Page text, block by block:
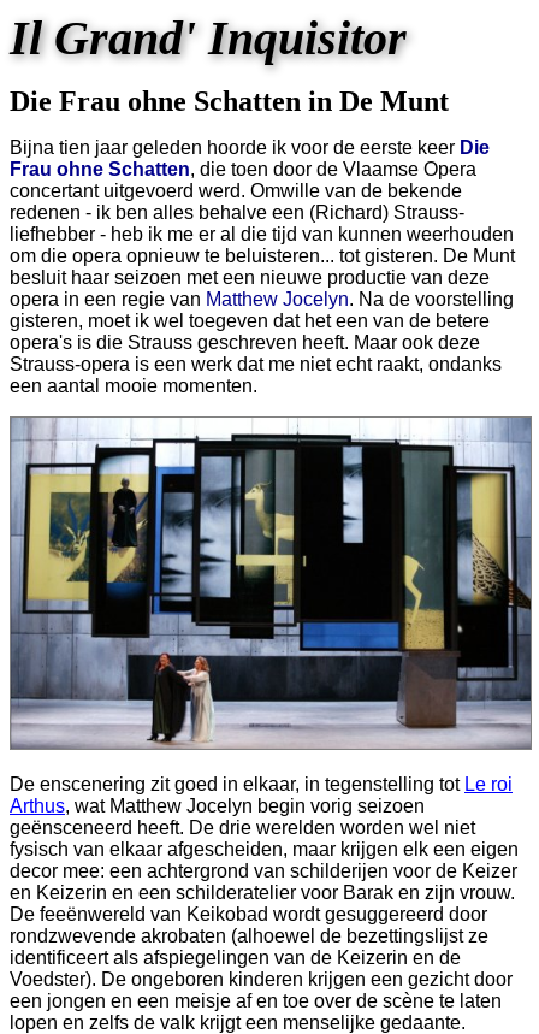
Il Grand' Inquisitor
Die Frau ohne Schatten in De Munt
Bijna tien jaar geleden hoorde ik voor de eerste keer Die
Frau ohne Schatten, die toen door de Vlaamse Opera
concertant uitgevoerd werd. Omwille van de bekende
redenen - ik ben alles behalve een (Richard) Strauss-
liefhebber - heb ik me er al die tijd van kunnen weerhouden
om die opera opnieuw te beluisteren... tot gisteren. De Munt
besluit haar seizoen met een nieuwe productie van deze
opera in een regie van Matthew Jocelyn. Na de voorstelling
gisteren, moet ik wel toegeven dat het een van de betere
opera's is die Strauss geschreven heeft. Maar ook deze
Strauss-opera is een werk dat me niet echt raakt, ondanks
een aantal mooie momenten.
De enscenering zit goed in elkaar, in tegenstelling tot Le roi
Arthus, wat Matthew Jocelyn begin vorig seizoen
geënsceneerd heeft. De drie werelden worden wel niet
fysisch van elkaar afgescheiden, maar krijgen elk een eigen
decor mee: een achtergrond van schilderijen voor de Keizer
en Keizerin en een schilderatelier voor Barak en zijn vrouw.
De feeënwereld van Keikobad wordt gesuggereerd door
rondzwevende akrobaten (alhoewel de bezettingslijst ze
identificeert als afspiegelingen van de Keizerin en de
Voedster). De ongeboren kinderen krijgen een gezicht door
een jongen en een meisje af en toe over de scène te laten
lopen en zelfs de valk krijgt een menselijke gedaante.